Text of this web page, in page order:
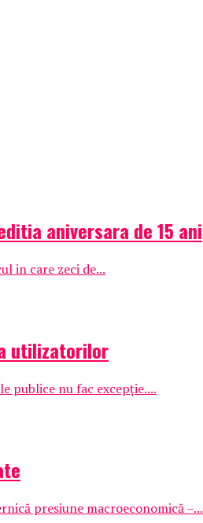
aniversara de 15 ani
in care zeci de...
utilizatorilor
publice nu fac excepție....
presiune macroeconomică –...